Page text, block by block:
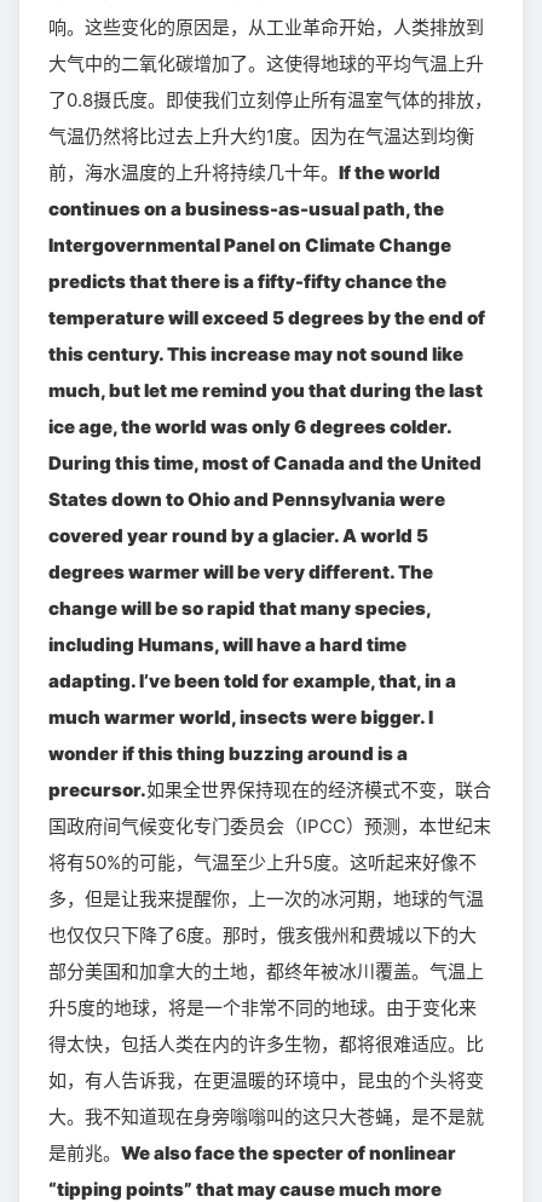
响。这些变化的原因是，从工业革命开始，人类排放到
大气中的二氧化碳增加了。这使得地球的平均气温上升
了0.8摄氏度。即使我们立刻停止所有温室气体的排放，
气温仍然将比过去上升大约1度。因为在气温达到均衡
前，海水温度的上升将持续几十年。 If the world
continues on a business-as-usual path, the
Intergovernmental Panel on Climate Change
predicts that there is a fifty-fifty chance the
temperature will exceed 5 degrees by the end of
this century. This increase may not sound like
much, but let me remind you that during the last
ice age, the world was only 6 degrees colder.
During this time, most of Canada and the United
States down to Ohio and Pennsylvania were
covered year round by a glacier. A world 5
degrees warmer will be very different. The
change will be so rapid that many species,
including Humans, will have a hard time
adapting. I’ve been told for example, that, in a
much warmer world, insects were bigger. I
wonder if this thing buzzing around is a
precursor.如果全世界保持现在的经济模式不变，联合
国政府间气候变化专门委员会（IPCC）预测，本世纪末
将有50%的可能，气温至少上升5度。这听起来好像不
多，但是让我来提醒你，上一次的冰河期，地球的气温
也仅仅只下降了6度。那时，俄亥俄州和费城以下的大
部分美国和加拿大的土地，都终年被冰川覆盖。气温上
升5度的地球，将是一个非常不同的地球。由于变化来
得太快，包括人类在内的许多生物，都将很难适应。比
如，有人告诉我，在更温暖的环境中，昆虫的个头将变
大。我不知道现在身旁嗡嗡叫的这只大苍蝇，是不是就
是前兆。 We also face the specter of nonlinear
“tipping points” that may cause much more